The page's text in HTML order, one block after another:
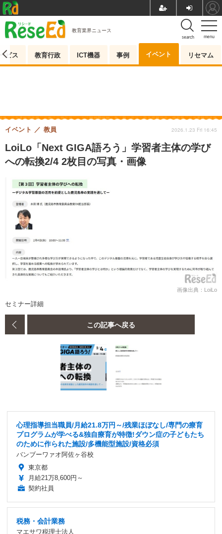
menu
search
教育業界ニュース
ビス 教育行政 ICT機器 事例 イベント リセマム
LoiLo「Next GIGA語ろう」学習者主体の学び
への転換2/4 2枚目の写真・画像
イベント 教員 2026.1.23 Fri 16:45
画像出典：LoiLo
セミナー詳細
この記事へ戻る
心理指導担当職員/月給21.8万円～/残業ほぼなし/専門の療育
プログラムが学べる&独自療育が特徴!ダウン症の子どもたち
のために作られた施設/多機能型施設/資格必須
バンブーワァオ阿佐ヶ谷校
東京都
月給21万8,600円～
契約社員
税務・会計業務
マエサワ税理士法人